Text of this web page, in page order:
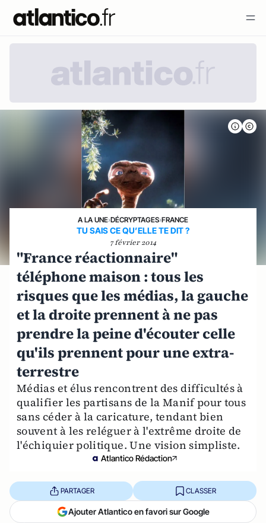
A LA UNE›DÉCRYPTAGES›FRANCE
TU SAIS CE QU’ELLE TE DIT ?
7 février 2014
"France réactionnaire"
téléphone maison : tous les
risques que les médias, la gauche
et la droite prennent à ne pas
prendre la peine d'écouter celle
qu'ils prennent pour une extra-
terrestre
Médias et élus rencontrent des difficultés à
qualifier les partisans de la Manif pour tous
sans céder à la caricature, tendant bien
souvent à les reléguer à l'extrême droite de
l'échiquier politique. Une vision simpliste.
Atlantico Rédaction
PARTAGER CLASSER
Ajouter Atlantico en favori sur Google